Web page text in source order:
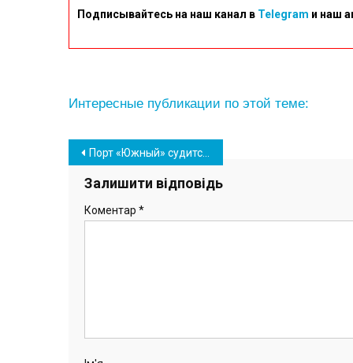
Подписывайтесь на наш канал в Telegram и наш
Интересные публикации по этой теме:
Навігація
записів
Порт «Южный» судится с компанией-поставщиком «София Ойл»
Залишити відповідь
Коментар *